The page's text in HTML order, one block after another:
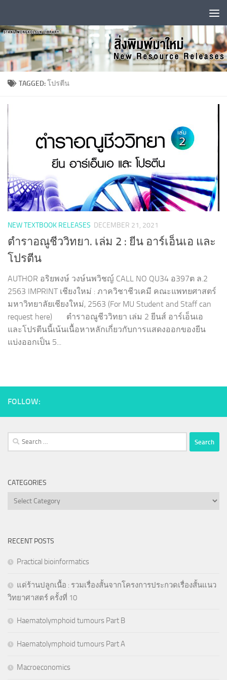
TAGGED:โปรตีน
NEW TEXTBOOK RELEASES DECEMBER 21, 2021
ตำราอณูชีววิทยา. เล่ม 2 : ยีน อาร์เอ็นเอ และ
โปรตีน
AUTHOR อริยพงษ์ วงษ์นพวิชญ์ CALL NO QU34 อ397ต ล.2
2563 IMPRINT เชียงใหม่ : ภาควิชาชีวเคมี คณะแพทยศาสตร์
มหาวิทยาลัยเชียงใหม่, 2563 (For MU Student and Staff can
request here) ตำราอณูชีววิทยา เล่ม 2 ยีนส์ อาร์เอ็นเอ
และโปรตีนนี้เน้นเนื้อหาหลักเกี่ยวกับการแสดงออกของยีน
แบ่งออกเป็น 5...
FOLLOW:
Search
for:
CATEGORIES
Categories
RECENT POSTS
Practical bioinformatics
แด่ร้านปลูกเนื้อ : รวมเรื่องสั้นจากโครงการประกวดเรื่องสั้นแนว
วิทยาศาสตร์ ครั้งที่ 10
Haematolymphoid tumours Part B
Haematolymphoid tumours Part A
Macroeconomics